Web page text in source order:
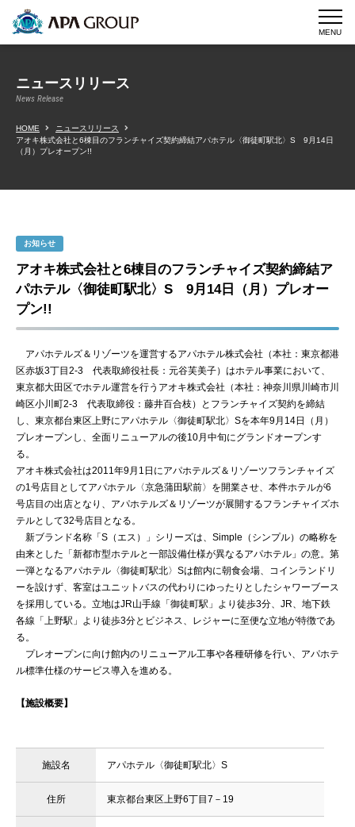
MENU
ニュースリリース
News Release
HOME
ニュースリリース
アオキ株式会社と6棟目のフランチャイズ契約締結アパホテル〈御徒町駅北〉S 9月14日
（月）プレオープン!!
お知らせ
アオキ株式会社と6棟目のフランチャイズ契約締結ア
パホテル〈御徒町駅北〉S 9月14日（月）プレオー
プン!!
アパホテルズ＆リゾーツを運営するアパホテル株式会社（本社：東京都港
区赤坂3丁目2-3 代表取締役社長：元谷芙美子）はホテル事業において、
東京都大田区でホテル運営を行うアオキ株式会社（本社：神奈川県川崎市川
崎区小川町2-3 代表取締役：藤井百合枝）とフランチャイズ契約を締結
し、東京都台東区上野にアパホテル〈御徒町駅北〉Sを本年9月14日（月）
プレオープンし、全面リニューアルの後10月中旬にグランドオープンす
る。
アオキ株式会社は2011年9月1日にアパホテルズ＆リゾーツフランチャイズ
の1号店目としてアパホテル〈京急蒲田駅前〉を開業させ、本件ホテルが6
号店目の出店となり、アパホテルズ＆リゾーツが展開するフランチャイズホ
テルとして32号店目となる。
新ブランド名称「S（エス）」シリーズは、Simple（シンプル）の略称を
由来とした「新都市型ホテルと一部設備仕様が異なるアパホテル」の意。第
一弾となるアパホテル〈御徒町駅北〉Sは館内に朝食会場、コインランドリ
ーを設けず、客室はユニットバスの代わりにゆったりとしたシャワーブース
を採用している。立地はJR山手線「御徒町駅」より徒歩3分、JR、地下鉄
各線「上野駅」より徒歩3分とビジネス、レジャーに至便な立地が特徴であ
る。
プレオープンに向け館内のリニューアル工事や各種研修を行い、アパホテ
ル標準仕様のサービス導入を進める。
【施設概要】
施設名 アパホテル〈御徒町駅北〉S
住所 東京都台東区上野6丁目7－19